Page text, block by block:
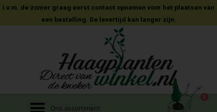
I.v.m. de zomer graag eerst contact opnemen voor het plaatsen van
een bestelling. De levertijd kan langer zijn.
0